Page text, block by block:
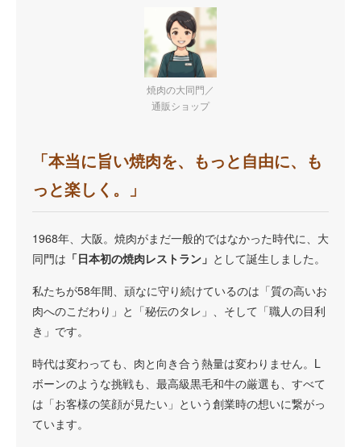
焼肉の大同門／
通販ショップ
「本当に旨い焼肉を、もっと自由に、も
っと楽しく。」
1968年、大阪。焼肉がまだ一般的ではなかった時代に、大
同門は 「日本初の焼肉レストラン」 として誕生しました。
私たちが58年間、頑なに守り続けているのは「質の高いお
肉へのこだわり」と「秘伝のタレ」、そして「職人の目利
き」です。
時代は変わっても、肉と向き合う熱量は変わりません。L
ボーンのような挑戦も、最高級黒毛和牛の厳選も、すべて
は「お客様の笑顔が見たい」という創業時の想いに繋がっ
ています。